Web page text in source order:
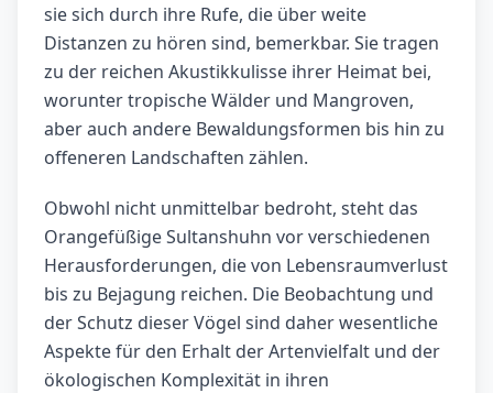
sie sich durch ihre Rufe, die über weite
Distanzen zu hören sind, bemerkbar. Sie tragen
zu der reichen Akustikkulisse ihrer Heimat bei,
worunter tropische Wälder und Mangroven,
aber auch andere Bewaldungsformen bis hin zu
offeneren Landschaften zählen.
Obwohl nicht unmittelbar bedroht, steht das
Orangefüßige Sultanshuhn vor verschiedenen
Herausforderungen, die von Lebensraumverlust
bis zu Bejagung reichen. Die Beobachtung und
der Schutz dieser Vögel sind daher wesentliche
Aspekte für den Erhalt der Artenvielfalt und der
ökologischen Komplexität in ihren